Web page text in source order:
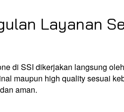
Layanan
di SSI dikerjakan langsung
maupun high quality sesuai
aman.